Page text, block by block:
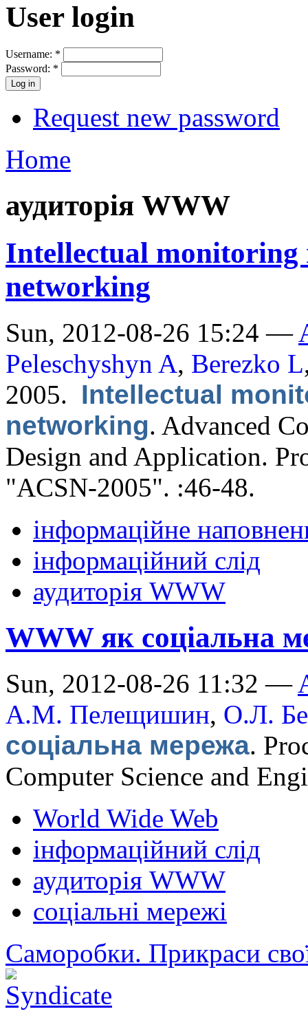
User login
Username: *
Password: *
Request new password
Home
аудиторія WWW
Intellectual monitoring
networking
Sun, 2012-08-26 15:24 —
Peleschyshyn A, Berezko L
2005. Intellectual
networking. Advanced
Design and Application.
"ACSN-2005". :46-48.
інформаційне
інформаційний слід
аудиторія WWW
WWW як соціальна
Sun, 2012-08-26 11:32 —
А.М. Пелещишин, О.Л.
соціальна мережа.
Computer Science and
World Wide Web
інформаційний слід
аудиторія WWW
соціальні мережі
Саморобки. Прикраси